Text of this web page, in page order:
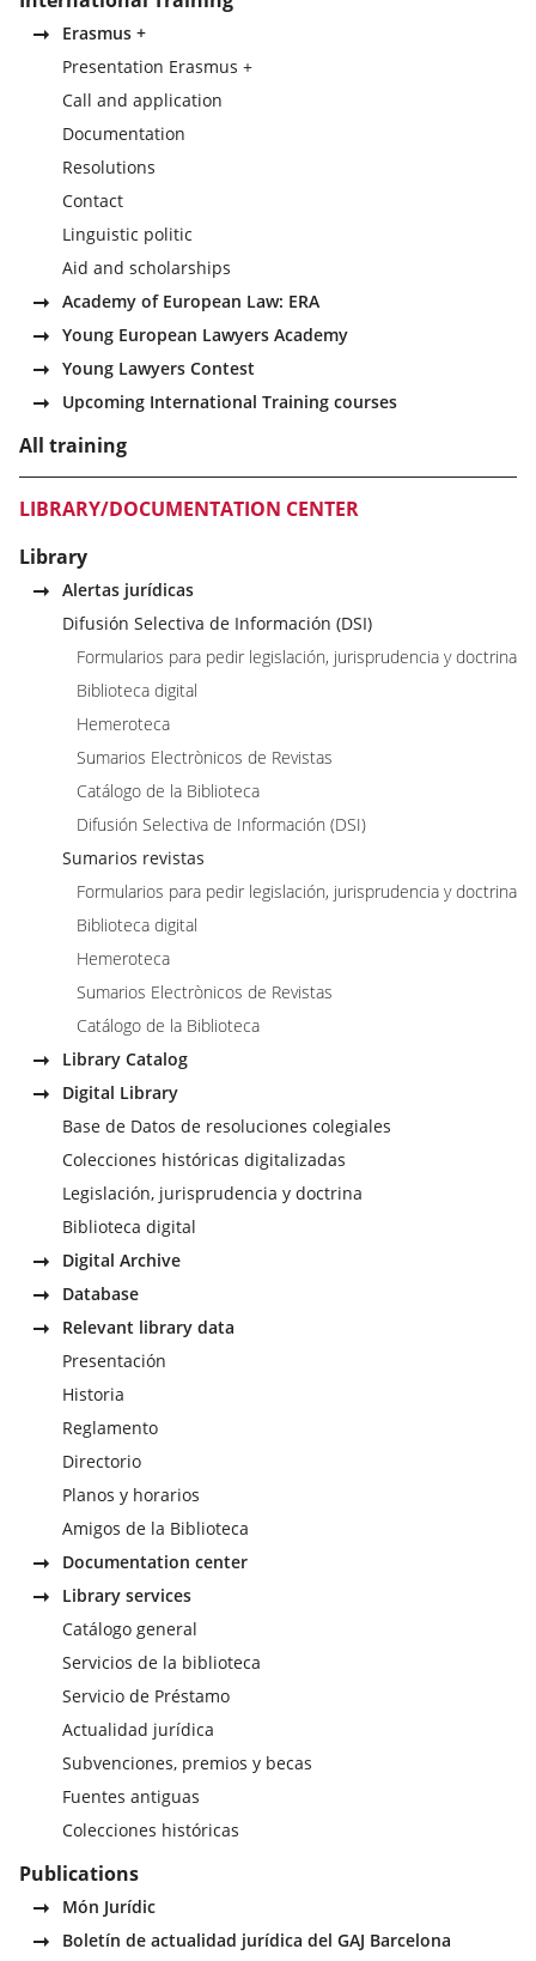
Erasmus +
Presentation Erasmus +
Call and application
Documentation
Resolutions
Contact
Linguistic politic
Aid and scholarships
Academy of European Law: ERA
Young European Lawyers Academy
Young Lawyers Contest
Upcoming International Training courses
All training
LIBRARY/DOCUMENTATION CENTER
Library
Alertas jurídicas
Difusión Selectiva de Información (DSI)
Formularios para pedir legislación, jurisprudencia y doctrina
Biblioteca digital
Hemeroteca
Sumarios Electrònicos de Revistas
Catálogo de la Biblioteca
Difusión Selectiva de Información (DSI)
Sumarios revistas
Formularios para pedir legislación, jurisprudencia y doctrina
Biblioteca digital
Hemeroteca
Sumarios Electrònicos de Revistas
Catálogo de la Biblioteca
Library Catalog
Digital Library
Base de Datos de resoluciones colegiales
Colecciones históricas digitalizadas
Legislación, jurisprudencia y doctrina
Biblioteca digital
Digital Archive
Database
Relevant library data
Presentación
Historia
Reglamento
Directorio
Planos y horarios
Amigos de la Biblioteca
Documentation center
Library services
Catálogo general
Servicios de la biblioteca
Servicio de Préstamo
Actualidad jurídica
Subvenciones, premios y becas
Fuentes antiguas
Colecciones históricas
Publications
Món Jurídic
Boletín de actualidad jurídica del GAJ Barcelona